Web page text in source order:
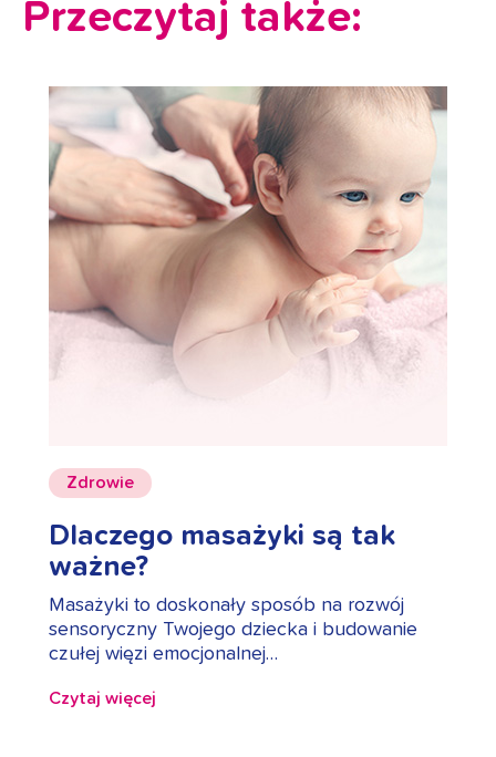
Przeczytaj także:
Zdrowie
Dlaczego masażyki są tak
ważne?
Masażyki to doskonały sposób na rozwój
sensoryczny Twojego dziecka i budowanie
czułej więzi emocjonalnej…
Czytaj więcej